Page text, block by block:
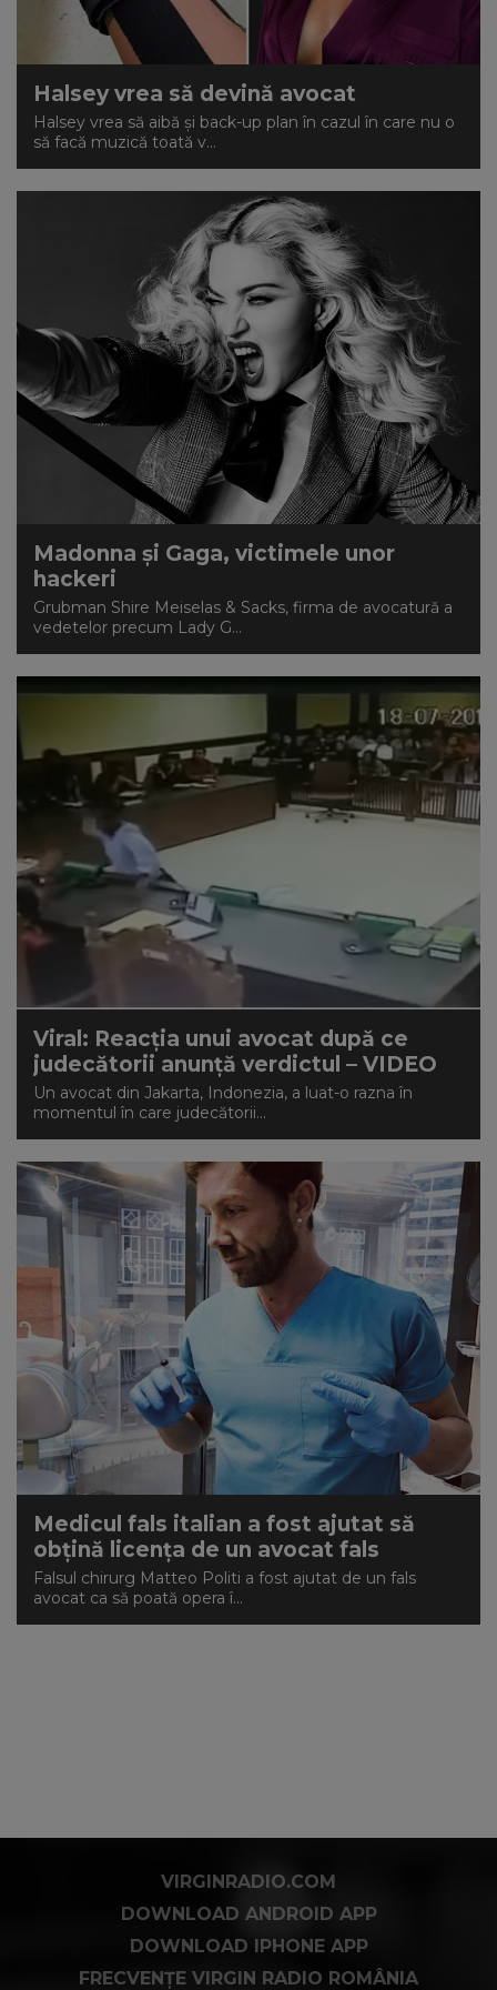
Halsey vrea să devină avocat
Halsey vrea să aibă și back-up plan în cazul în care nu o
să facă muzică toată v...
Madonna și Gaga, victimele unor
hackeri
Grubman Shire Meiselas & Sacks, firma de avocatură a
vedetelor precum Lady G...
Viral: Reacția unui avocat după ce
judecătorii anunță verdictul – VIDEO
Un avocat din Jakarta, Indonezia, a luat-o razna în
momentul în care judecătorii...
Medicul fals italian a fost ajutat să
obțină licența de un avocat fals
Falsul chirurg Matteo Politi a fost ajutat de un fals
avocat ca să poată opera î...
VIRGINRADIO.COM
DOWNLOAD ANDROID APP
DOWNLOAD IPHONE APP
FRECVENȚE VIRGIN RADIO ROMÂNIA